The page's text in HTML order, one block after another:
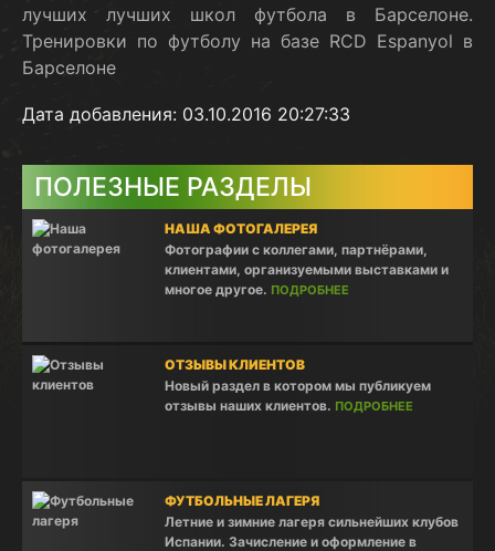
лучших лучших школ футбола в Барселоне.
Тренировки по футболу на базе RCD Espanyol в
Барселоне
Дата добавления: 03.10.2016 20:27:33
ПОЛЕЗНЫЕ РАЗДЕЛЫ
НАША ФОТОГАЛЕРЕЯ
Фотографии с коллегами, партнёрами,
клиентами, организуемыми выставками и
многое другое. ПОДРОБНЕЕ
ОТЗЫВЫ КЛИЕНТОВ
Новый раздел в котором мы публикуем
отзывы наших клиентов. ПОДРОБНЕЕ
ФУТБОЛЬНЫЕ ЛАГЕРЯ
Летние и зимние лагеря сильнейших клубов
Испании. Зачисление и оформление в